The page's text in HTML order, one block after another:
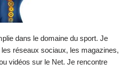
dans le domaine du sport. Je
les réseaux sociaux, les magazines,
vidéos sur le Net. Je rencontre